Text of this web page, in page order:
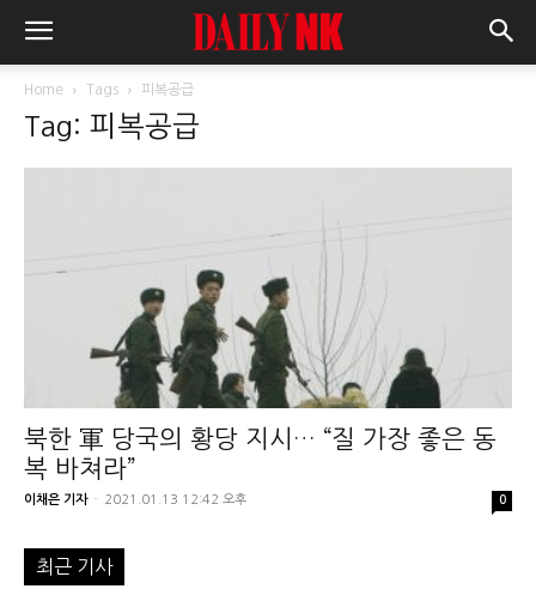
Home Tags 피복공급
Tag: 피복공급
북한 軍 당국의 황당 지시… “질 가장 좋은 동
복 바쳐라”
이채은 기자 - 2021.01.13 12:42 오후 0
최근 기사